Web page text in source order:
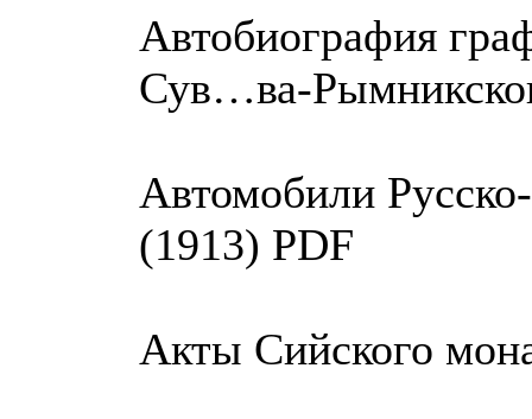
Автобиография
Сув…ва-
Автомобили
(1913) PDF
Акты Сийского